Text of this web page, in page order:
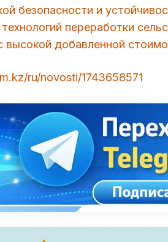
безопасности и
переработки
высокой добавленной
ru/novosti/1743658571